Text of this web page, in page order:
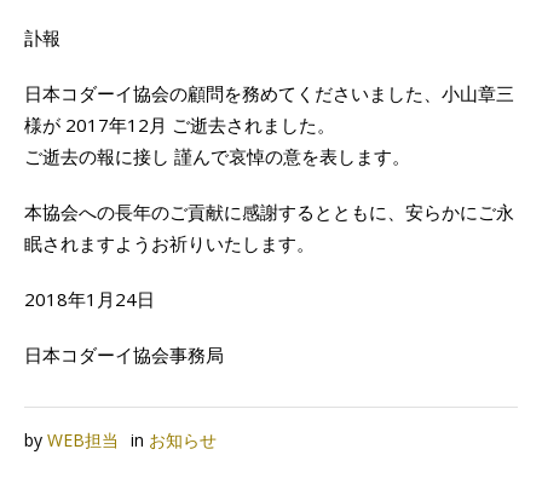
訃報
日本コダーイ協会の顧問を務めてくださいました、小山章三
様が 2017年12月 ご逝去されました。
ご逝去の報に接し 謹んで哀悼の意を表します。
本協会への長年のご貢献に感謝するとともに、安らかにご永
眠されますようお祈りいたします。
2018年1月24日
日本コダーイ協会事務局
by WEB担当 in お知らせ